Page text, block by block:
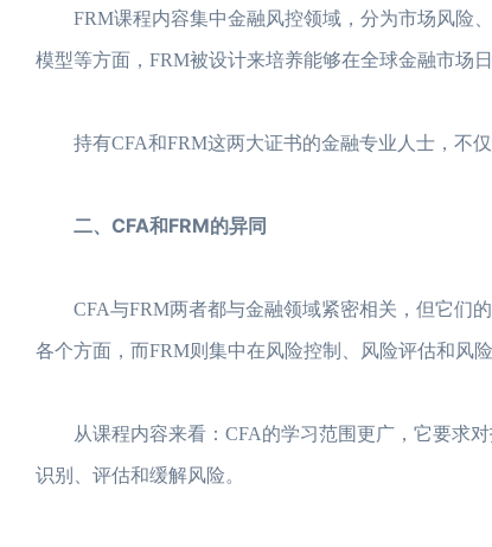
FRM课程内容集中金融风控领域，分为市场风险、
模型等方面，FRM被设计来培养能够在全球金融市场
持有CFA和FRM这两大证书的金融专业人士，不仅
二、CFA和FRM的异同
CFA与FRM两者都与金融领域紧密相关，但它们的
各个方面，而FRM则集中在风险控制、风险评估和风险
从课程内容来看：CFA的学习范围更广，它要求对
识别、评估和缓解风险。